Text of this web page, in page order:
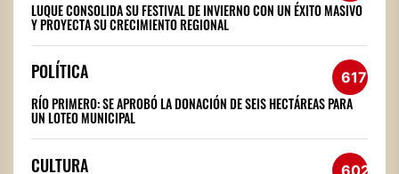
LUQUE CONSOLIDA SU FESTIVAL DE INVIERNO CON UN ÉXITO MASIVO
Y PROYECTA SU CRECIMIENTO REGIONAL
POLÍTICA 617
RÍO PRIMERO: SE APROBÓ LA DONACIÓN DE SEIS HECTÁREAS PARA
UN LOTEO MUNICIPAL
CULTURA